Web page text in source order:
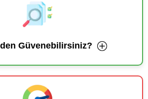
Güvenebilirsiniz?